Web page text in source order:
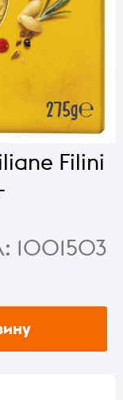
Filini
1001503